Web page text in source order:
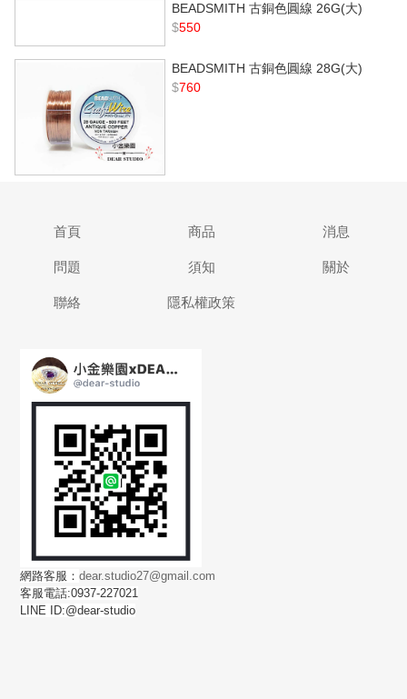
BEADSMITH 古銅色圓線 26G(大)
$550
BEADSMITH 古銅色圓線 28G(大)
$760
首頁 商品 消息
問題 須知 關於
聯絡 隱私權政策
網路客服：dear.studio27@gmail.com
客服電話:0937-227021
LINE ID:@dear-studio